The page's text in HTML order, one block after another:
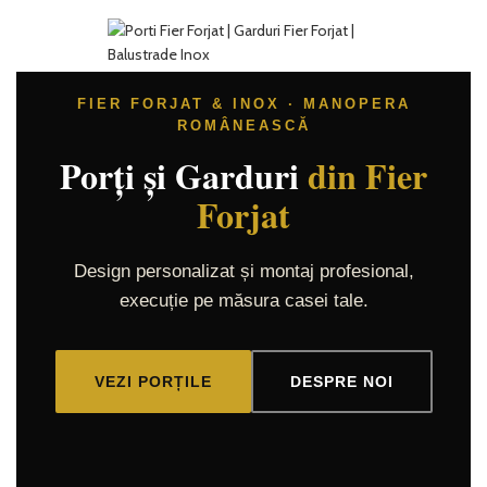
FIER FORJAT & INOX · MANOPERA
ROMÂNEASCĂ
Porți și Garduridin Fier
Forjat
Design personalizat și montaj profesional,
execuție pe măsura casei tale.
VEZI PORȚILE DESPRE NOI
Model
R1
Model
R6
Lucrate
Manual